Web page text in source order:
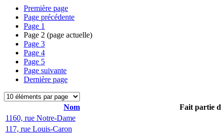
Première page
Page précédente
Page 1
Page 2 (page actuelle)
Page 3
Page 4
Page 5
Page suivante
Dernière page
Nom
Fait partie
1160, rue Notre-Dame
117, rue Louis-Caron